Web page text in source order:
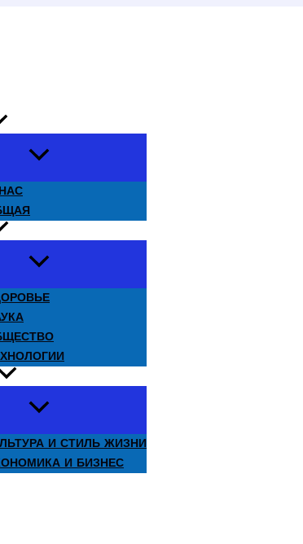
И СТИЛЬ ЖИЗНИ
И БИЗНЕС